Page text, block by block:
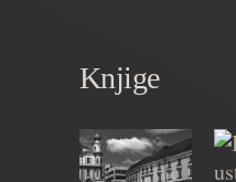
Knjige